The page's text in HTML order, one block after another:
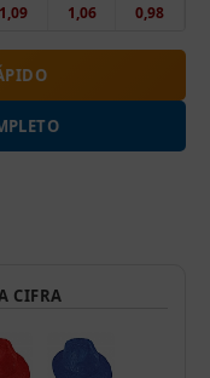
1,09 1,06 0,98
CIFRA